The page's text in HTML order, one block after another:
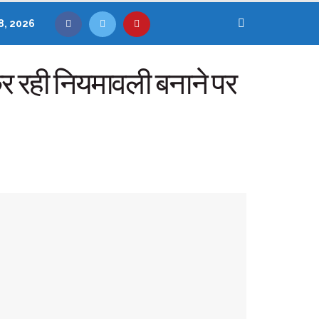
2026
नियमावली बनाने पर